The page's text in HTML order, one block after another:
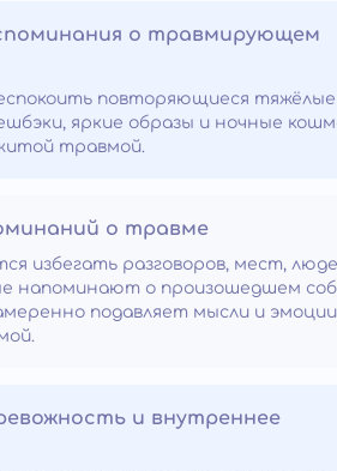
о травмирующем
повторяющиеся тяжёлые
яркие образы и ночные
травмой.
о травме
избегать разговоров, мест,
напоминают о произошедшем
подавляет мысли и
и внутреннее